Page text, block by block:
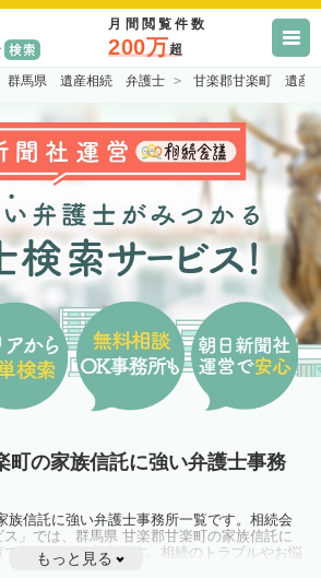
月間閲覧件数
200万超
群馬県 遺産相続 弁護士 甘楽郡甘楽町 遺産
町の家族信託に強い弁護士事務
族信託に強い弁護士事務所一覧です。相続会
」では、群馬県 甘楽郡甘楽町の家族信託に
見ることが出来ます。相続のトラブルやお悩
近隣の弁護士に相談してみましょう。
もっと見る